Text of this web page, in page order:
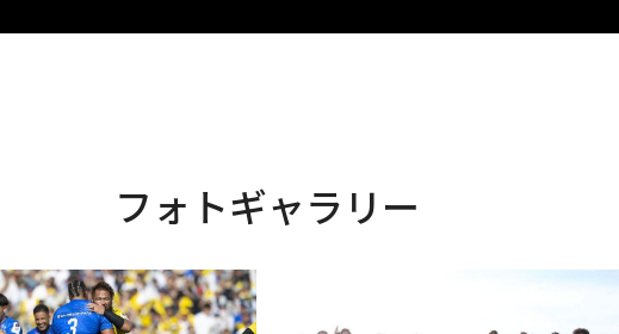
フォトギャラリー